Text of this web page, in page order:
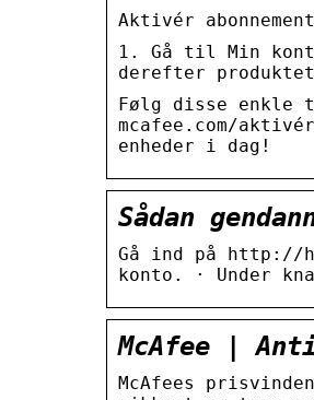
Aktivér
1. Gå til Min
derefter
Følg disse enkle
mcafee.com/
enheder i dag!
Sådan
Gå ind på http://
konto. · Under
McAfee |
McAfees